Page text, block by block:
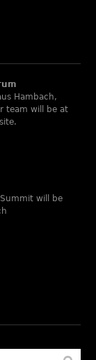
Hambach,
team will be at
will be